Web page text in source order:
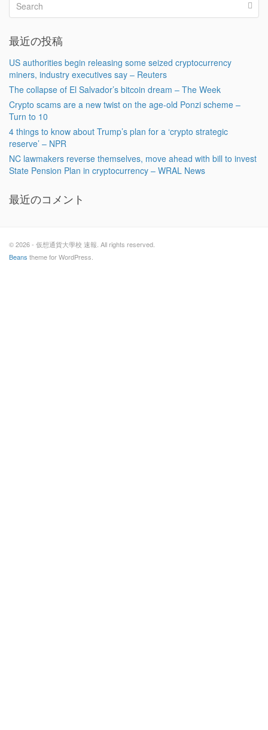
最近の投稿
US authorities begin releasing some seized cryptocurrency
miners, industry executives say – Reuters
The collapse of El Salvador’s bitcoin dream – The Week
Crypto scams are a new twist on the age-old Ponzi scheme –
Turn to 10
4 things to know about Trump’s plan for a ‘crypto strategic
reserve’ – NPR
NC lawmakers reverse themselves, move ahead with bill to invest
State Pension Plan in cryptocurrency – WRAL News
最近のコメント
© 2026 - 仮想通貨大學校 速報. All rights reserved.
Beans theme for WordPress.